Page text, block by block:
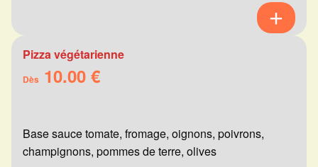
Pizza végétarienne
Dès 10.00 €
Base sauce tomate, fromage, oignons, poivrons,
champignons, pommes de terre, olives